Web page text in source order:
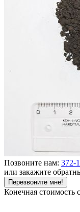
Позвоните нам: 372-
или закажите
Перезвоните мне!
Конечная стоимость